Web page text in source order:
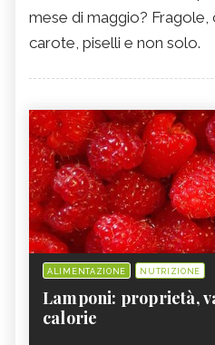
mese di maggio? Fragole,
carote, piselli e non solo.
ALIMENTAZIONE NUTRIZIONE
Lamponi: proprietà,
calorie